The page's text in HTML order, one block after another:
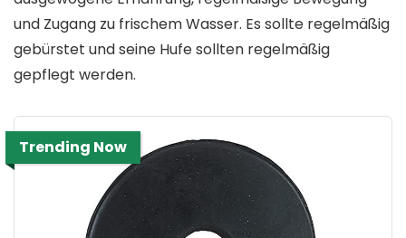
und Zugang zu frischem Wasser. Es sollte regelmäßig
gebürstet und seine Hufe sollten regelmäßig
gepflegt werden.
Trending Now